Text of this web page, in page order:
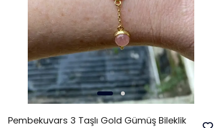
Pembekuvars 3 Taşlı Gold Gümüş Bileklik